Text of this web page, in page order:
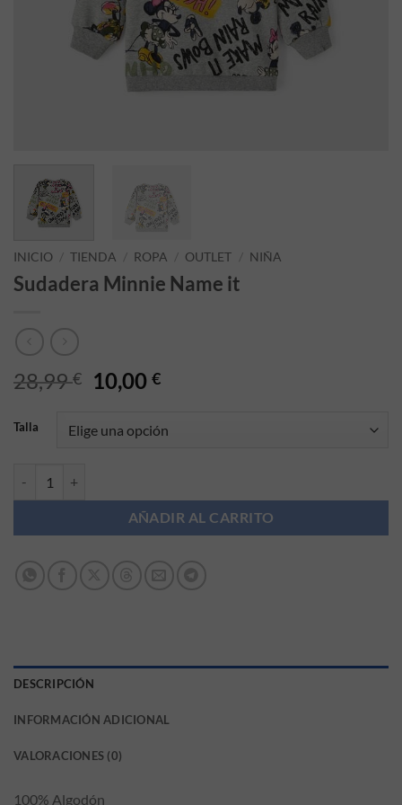
INICIO / TIENDA / ROPA / OUTLET / NIÑA
Sudadera Minnie Name it
28,99€ El precio original era: 28,99 €.
10,00€El precio actual es:
Talla
AÑADIR AL CARRITO
DESCRIPCIÓN
INFORMACIÓN ADICIONAL
VALORACIONES (0)
100% Algodón